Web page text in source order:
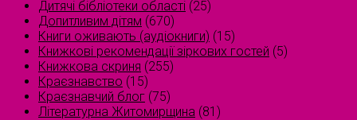
Дитячі бібліотеки області (25)
Допитливим дітям (670)
Книги оживають (аудіокниги) (15)
Книжкові рекомендації зіркових гостей (5)
Книжкова скриня (255)
Краєзнавство (15)
Краєзнавчий блог (75)
Літературна Житомирщина (81)